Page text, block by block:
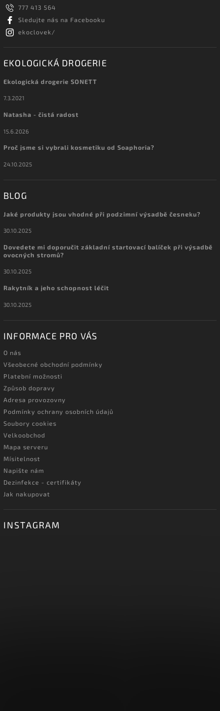
777 413 564
Sledujte nás na Facebooku
ekoclovek/
EKOLOGICKÁ DROGERIE
Ekologická drogerie SONETT
7.3.2021
Natasha - čistá radost
15.6.2026
Proč jsme si vybrali kosmetiku od Soaphoria?
24.10.2025
BLOG
Jaké produkty jsou vhodné při podzimní výsadbě česneku?
30.10.2025
Dovedete mi doporučit základní startovací balíček při výsadbě
ovocných stromů?
30.10.2025
Rakytník a jeho schopnost léčit
30.10.2025
INFORMACE PRO VÁS
O nás
Všeobecné obchodní podmínky
Platební možnosti
Způsob dopravy
Adresa provozovny
Podmínky ochrany osobních údajů
Soubory cookies
Velkoobchod
Mapa serveru
Mísitelnost
Napište nám
Dezinfekce - certifikáty
Jak nakupovat
INSTAGRAM